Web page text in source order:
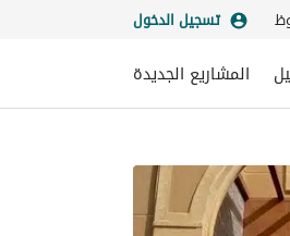
تسجيل الدخول
المشاريع الجديدة